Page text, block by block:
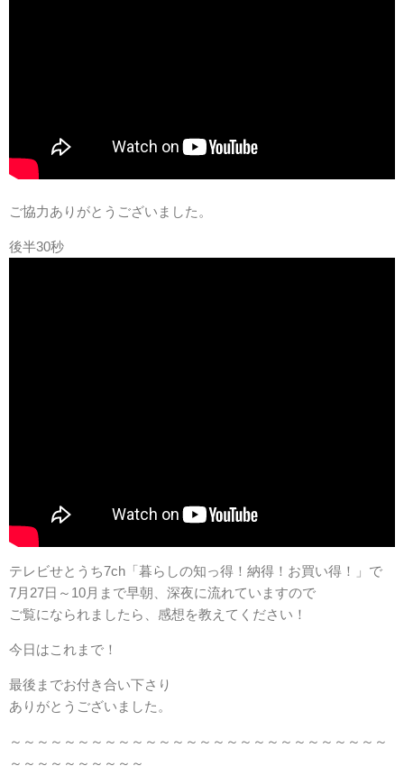
ご協力ありがとうございました。
後半30秒
テレビせとうち7ch「暮らしの知っ得！納得！お買い得！」で
7月27日～10月まで早朝、深夜に流れていますので
ご覧になられましたら、感想を教えてください！
今日はこれまで！
最後までお付き合い下さり
ありがとうございました。
～～～～～～～～～～～～～～～～～～～～～～～～～～～～
～～～～～～～～～～